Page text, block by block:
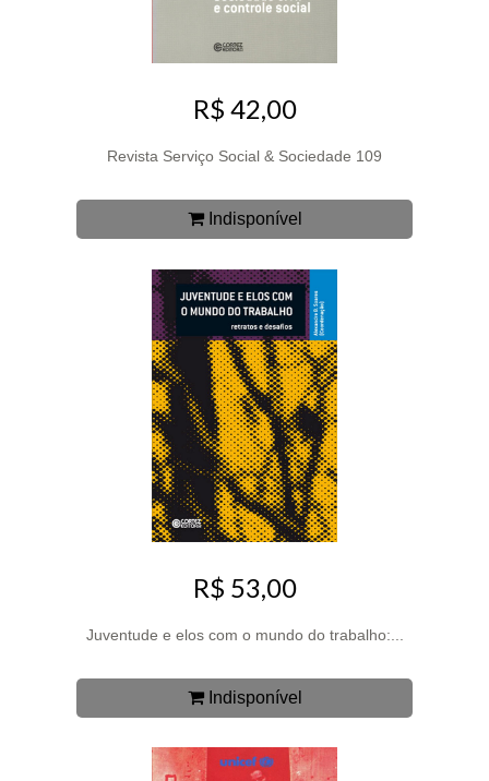
R$ 42,00
Revista Serviço Social & Sociedade 109
Indisponível
R$ 53,00
Juventude e elos com o mundo do trabalho:...
Indisponível